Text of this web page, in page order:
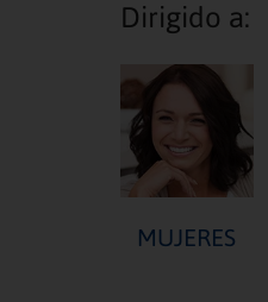
Dirigido a:
MUJERES